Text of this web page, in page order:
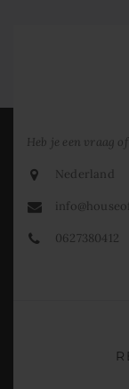
Heb je een vraag
Nederland
0627380412